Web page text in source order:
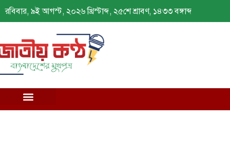
রবিবার, ৯ই আগস্ট, ২০২৬ খ্রিস্টাব্দ, ২৫শে শ্রাবণ, ১৪৩৩ বঙ্গাব্দ